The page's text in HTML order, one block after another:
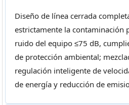
Diseño de línea cerrada
estrictamente la contaminación
ruido del equipo ≤75 dB,
de protección ambiental;
regulación inteligente de
de energía y reducción de